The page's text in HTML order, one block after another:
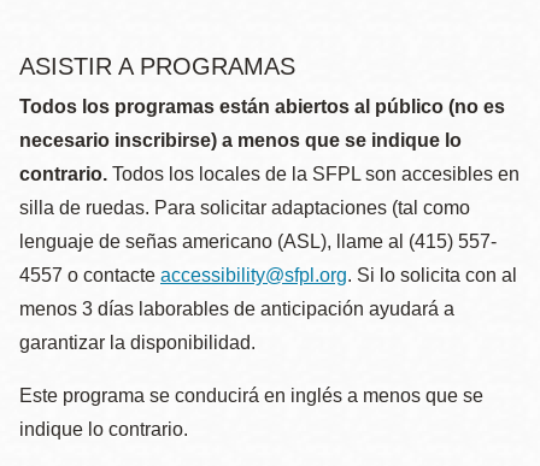
ASISTIR A PROGRAMAS
Todos los programas están abiertos al público (no es
necesario inscribirse) a menos que se indique lo
contrario. Todos los locales de la SFPL son accesibles en
silla de ruedas. Para solicitar adaptaciones (tal como
lenguaje de señas americano (ASL), llame al (415) 557-
4557 o contacte accessibility@sfpl.org. Si lo solicita con al
menos 3 días laborables de anticipación ayudará a
garantizar la disponibilidad.
Este programa se conducirá en inglés a menos que se
indique lo contrario.